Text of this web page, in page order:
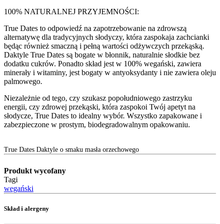
100% NATURALNEJ PRZYJEMNOŚCI:
True Dates to odpowiedź na zapotrzebowanie na zdrowszą
alternatywę dla tradycyjnych słodyczy, która zaspokaja zachcianki
będąc również smaczną i pełną wartości odżywczych przekąską.
Daktyle True Dates są bogate w błonnik, naturalnie słodkie bez
dodatku cukrów. Ponadto skład jest w 100% wegański, zawiera
minerały i witaminy, jest bogaty w antyoksydanty i nie zawiera oleju
palmowego.
Niezależnie od tego, czy szukasz popołudniowego zastrzyku
energii, czy zdrowej przekąski, która zaspokoi Twój apetyt na
słodycze, True Dates to idealny wybór. Wszystko zapakowane i
zabezpieczone w prostym, biodegradowalnym opakowaniu.
True Dates Daktyle o smaku masła orzechowego
Produkt wycofany
Tagi
wegański
Skład i alergeny